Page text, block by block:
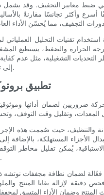
ضبط معايير التجفيف. وقد يشمل
وأكثر تجانسًا مقارنةً
تقنيات التحليل العملياتي
الحرارة والضغط، يستطيع
التشغيلية، مثل عدم
إلى تحسين جودة المنتج والكفاءة العامة.
تطبيق
ضروريين لضمان أدائها
والتنظيف، حيث صُممت هذه
المستهلكة، بالإضافة إلى
يُمكن تقليل مخاطر
لمجففات مرشحات نوتش المُحَرَّكة.
فعّالة لضمان نظافة مجففات
لإزالة بقايا المنتج